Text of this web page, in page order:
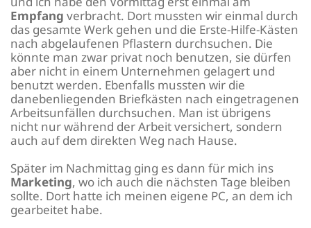
Empfang verbracht. Dort mussten wir einmal durch
das gesamte Werk gehen und die Erste-Hilfe-Kästen
nach abgelaufenen Pflastern durchsuchen. Die
könnte man zwar privat noch benutzen, sie dürfen
aber nicht in einem Unternehmen gelagert und
benutzt werden. Ebenfalls mussten wir die
danebenliegenden Briefkästen nach eingetragenen
Arbeitsunfällen durchsuchen. Man ist übrigens
nicht nur während der Arbeit versichert, sondern
auch auf dem direkten Weg nach Hause.
Später im Nachmittag ging es dann für mich ins
Marketing, wo ich auch die nächsten Tage bleiben
sollte. Dort hatte ich meinen eigene PC, an dem ich
gearbeitet habe.